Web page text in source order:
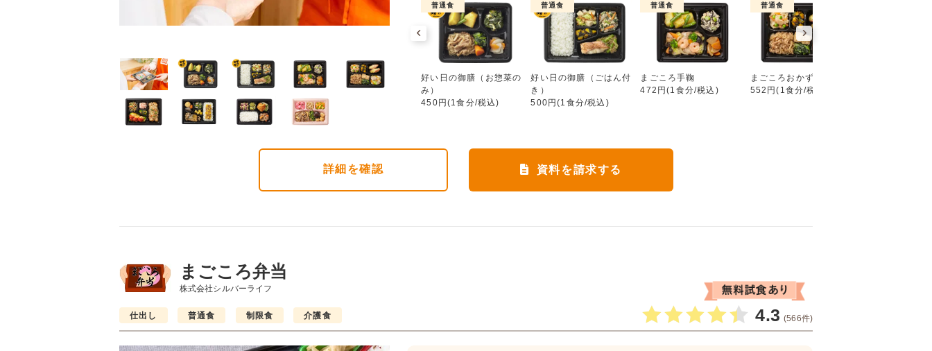
好い日の御膳（お惣菜のみ） 好い日の御膳（ごはん付き）
まごころ御膳
568円(1食分/税込)
普通食
まごころ小箱
496円(1食分/税込)
ワタミdeおいしい健康
552円(1食分/税込)
普通食
好い日の御膳（お惣菜の
み）
450円(1食分/税込)
普通食
好い日の御膳（ごはん付
き）
500円(1食分/税込)
普通食
まごころ手鞠
472円(1食分/税込)
普通食
まごころおかず
552円(1食分/税込)
詳細 を確認 資料を請求する
まごころ弁当
株式会社シルバーライフ
仕出し 普通食 制限食 介護食 4.3 (566件)